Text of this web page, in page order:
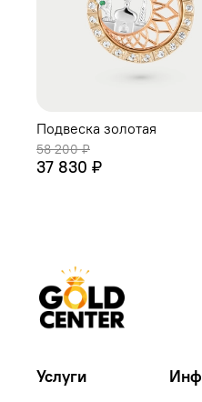
Подвеска золотая
58 200 ₽
37 830 ₽
Услуги